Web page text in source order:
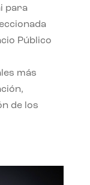
para
Público
más
de los